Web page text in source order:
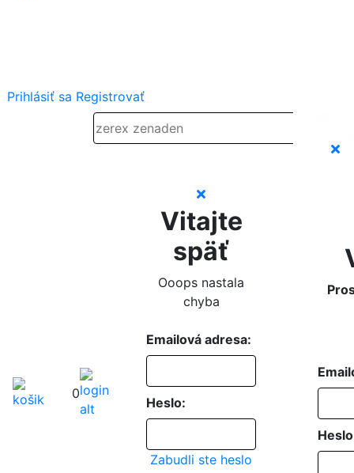
Prihlásiť sa Registrovať
0
Vitajte
späť
Ooops nastala
chyba
Emailová adresa:
Heslo:
Zabudli ste heslo